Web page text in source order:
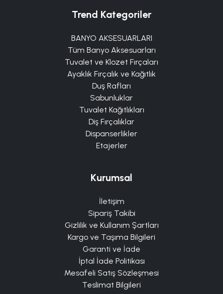
Trend Kategoriler
BANYO AKSESUARLARI
Tüm Banyo Aksesuarları
Tuvalet ve Klozet Fırçaları
Ayaklık Fırçalık ve Kağıtlık
Duş Rafları
Sabunluklar
Tuvalet Kağıtlıkları
Diş Fırçalıklar
Dispanserlikler
Etajerler
Kurumsal
İletişim
Sipariş Takibi
Gizlilik ve Kullanım Şartları
Kargo ve Taşıma Bilgileri
Garanti ve İade
İptal İade Politikası
Mesafeli Satış Sözleşmesi
Teslimat Bilgileri